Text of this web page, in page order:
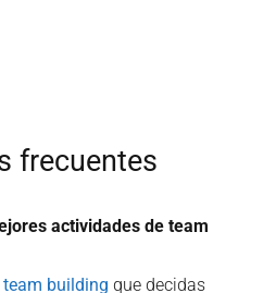
frecuentes
actividades de team
building que decidas